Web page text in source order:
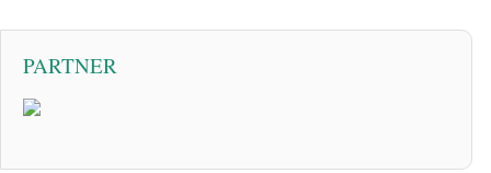
PARTNER